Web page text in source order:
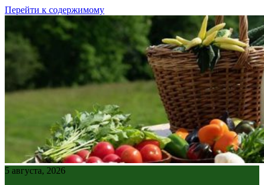
Перейти к содержимому
5 августа, 2026